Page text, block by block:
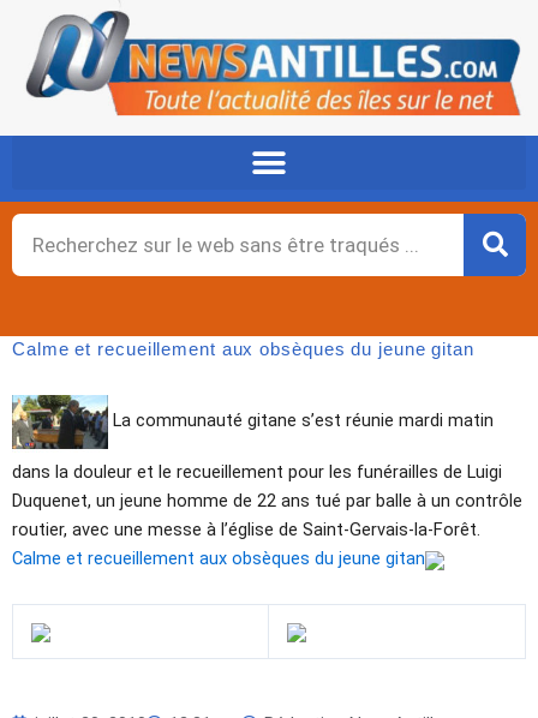
contenu
Rechercher
Calme et recueillement aux obsèques du jeune gitan
La communauté gitane s’est réunie mardi matin
dans la douleur et le recueillement pour les funérailles de Luigi
Duquenet, un jeune homme de 22 ans tué par balle à un contrôle
routier, avec une messe à l’église de Saint-Gervais-la-Forêt.
Calme et recueillement aux obsèques du jeune gitan